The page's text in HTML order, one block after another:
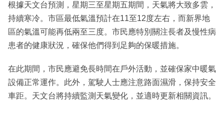
根據天文台預測，星期三至星期五期間，天氣將大致多雲，
持續寒冷。市區最低氣溫預計在11至12度左右，而新界地
區的氣溫可能再低兩至三度。市民應特別關注長者及慢性病
患者的健康狀況，確保他們得到足夠的保暖措施。
在此期間，市民應避免長時間在戶外活動，並確保家中暖氣
設備正常運作。此外，駕駛人士應注意路面濕滑，保持安全
車距。天文台將持續監測天氣變化，並適時更新相關資訊。